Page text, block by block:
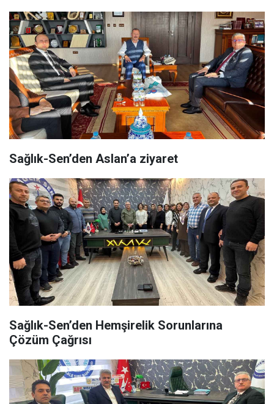
Sağlık-Sen’den Aslan’a ziyaret
Sağlık-Sen’den Hemşirelik Sorunlarına
Çözüm Çağrısı